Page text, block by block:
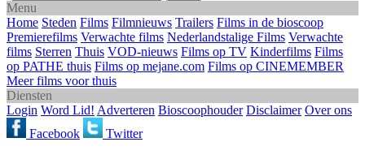
Menu
Home Steden Films Filmnieuws Trailers Films in de bioscoop
Premierefilms Verwachte films Nederlandstalige Films Verwachte
films Sterren Thuis VOD-nieuws Films op TV Kinderfilms Films
op PATHE thuis Films op mejane.com Films op CINEMEMBER
Meer films voor thuis
Diensten
Login Word Lid! Adverteren Bioscoophouder Disclaimer Over ons
Facebook
Twitter